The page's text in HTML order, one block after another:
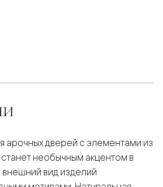
арочных дверей с элементами из
необычным акцентом в
вид изделий